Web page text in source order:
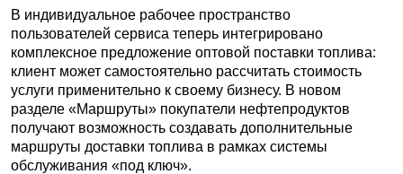
В индивидуальное рабочее пространство
пользователей сервиса теперь интегрировано
комплексное предложение оптовой поставки топлива:
клиент может самостоятельно рассчитать стоимость
услуги применительно к своему бизнесу. В новом
разделе «Маршруты» покупатели нефтепродуктов
получают возможность создавать дополнительные
маршруты доставки топлива в рамках системы
обслуживания «под ключ».